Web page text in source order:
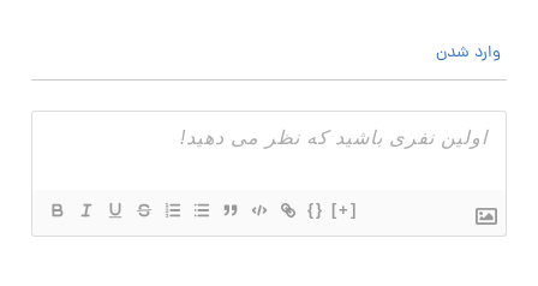
وارد شدن
{} [+]